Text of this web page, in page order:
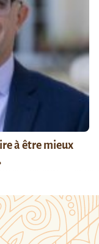
à être mieux